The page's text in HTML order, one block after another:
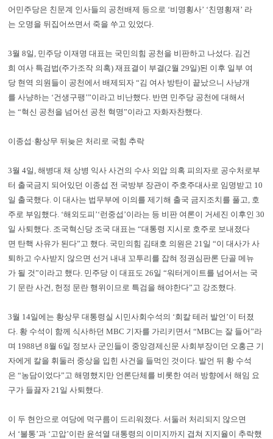
어민주당은 친문계 인사들의 공천배제 등으로 ‘비명횡사’ ‘친명횡재’ 라
는 오명을 뒤집어쓰면서 죽을 쑤고 있었다.
3월 8일, 민주당 이재명 대표는 국민의힘 공천을 비판하고 나섰다. 김건
희 여사 특검법(주가조작 의혹) 재표결이 부결(2월 29일)된 이후 일부 여
당 현역 의원들이 공천에서 배제되자 “김 여사 방탄이 끝났으니 사냥개
를 사냥하는 ‘건생구팽’”이라고 비난했다. 반면 민주당 공천에 대해서
는 “혁신 공천을 넘어선 공천 혁명”이라고 자화자찬했다.
이종섭·황상무 뒤늦은 처리로 국힘 추락
3월 4일, 해병대 채 상병 익사 사건의 수사 외압 의혹 피의자로 공수처로부
터 출국금지 되어있던 이종섭 전 국방부 장관이 주호주대사로 임명받고 10
일 출국했다. 이 대사는 법무부에 이의를 제기해 출국 금지조치를 풀고, 호
주로 부임했다. ‘해외도피’‘런중섭’이라는 등 비판 여론이 거세진 이후인 30
일 사퇴했다. 조국혁신당 조국 대표는 “대통령 지시로 호주로 보내졌다
면 탄핵 사유가 된다”고 했다. 국민의힘 김태호 의원은 21일 “이 대사가 사
퇴하고 수사받지 않으면 선거 내내 꼬투리를 잡혀 정권심판론 단골 메뉴
가 될 것”이라고 했다. 민주당 이 대표도 26일 “워터게이트를 넘어서는 국
기 문란 사건, 헌정 문란 행위이므로 특검을 해야한다”고 강조했다.
3월 14일에는 황상무 대통령실 시민사회수석의 ‘회칼 테러 발언’이 터졌
다. 황 수석이 함께 식사하던 MBC 기자를 가리키면서 “MBC는 잘 들어”라
며 1988년 8월 6일 정보사 군인들이 중앙경제신문 사회부장이던 오홍근 기
자에게 칼을 휘둘러 중상을 입힌 사건을 들먹인 것이다. 발언 뒤 황 수석
은 “농담이었다”고 해명했지만 언론단체를 비롯한 여러 방향에서 해임 요
구가 들끓자 21일 사퇴했다.
이 두 현안으로 여당에 먹구름이 드리워졌다. 서둘러 처리되지 않으면
서 ‘불통’과 ‘고압’이란 윤석열 대통령의 이미지까지 겹쳐 지지율이 추락했